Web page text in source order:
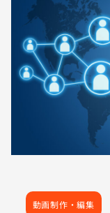
動画制作・編集